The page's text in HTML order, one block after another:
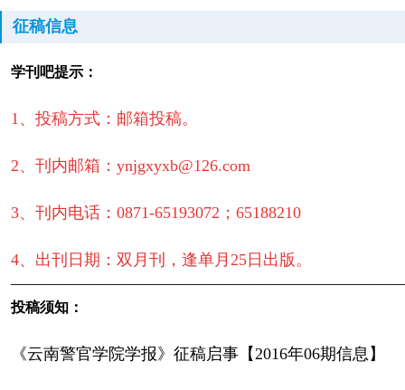
征稿信息
学刊吧提示：
1、投稿方式：邮箱投稿。
2、刊内邮箱：ynjgxyxb@126.com
3、刊内电话：0871-65193072；65188210
4、出刊日期：双月刊，逢单月25日出版。
投稿须知：
《云南警官学院学报》征稿启事【2016年06期信息】